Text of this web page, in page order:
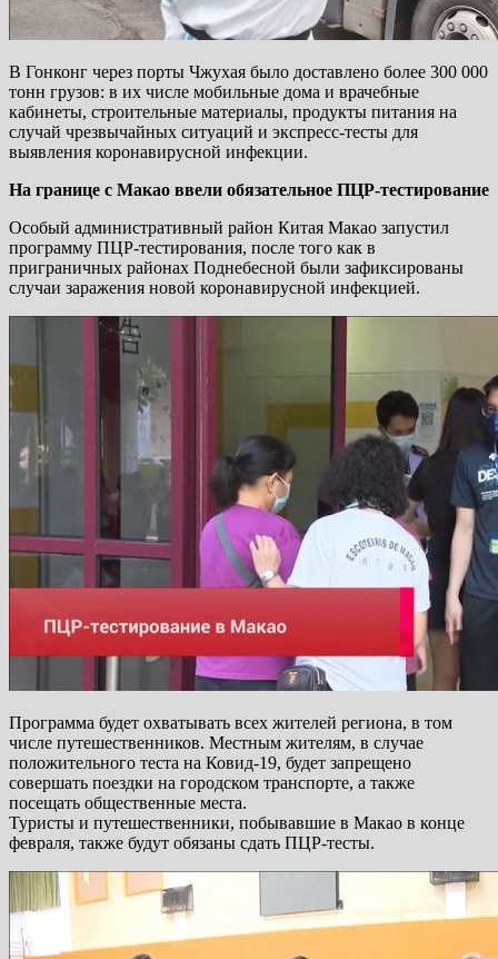
В Гонконг через порты Чжухая было доставлено более 300 000
тонн грузов: в их числе мобильные дома и врачебные
кабинеты, строительные материалы, продукты питания на
случай чрезвычайных ситуаций и экспресс-тесты для
выявления коронавирусной инфекции.
На границе с Макао ввели обязательное ПЦР-тестирование
Особый административный район Китая Макао запустил
программу ПЦР-тестирования, после того как в
приграничных районах Поднебесной были зафиксированы
случаи заражения новой коронавирусной инфекцией.
Программа будет охватывать всех жителей региона, в том
числе путешественников. Местным жителям, в случае
положительного теста на Ковид-19, будет запрещено
совершать поездки на городском транспорте, а также
посещать общественные места.
Туристы и путешественники, побывавшие в Макао в конце
февраля, также будут обязаны сдать ПЦР-тесты.